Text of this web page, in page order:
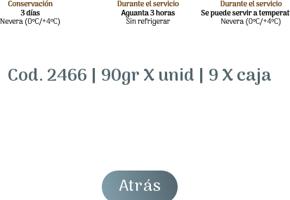
Cod. 2466 | 90gr X unid | 9 X caja
Atrás